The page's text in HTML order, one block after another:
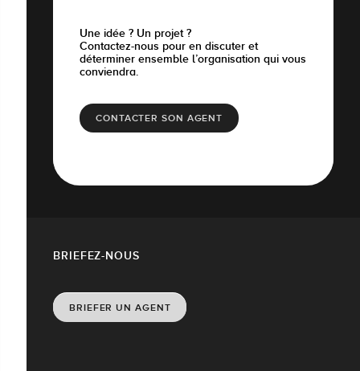
Une idée ? Un projet ?
Contactez-nous pour en discuter et
déterminer ensemble l’organisation qui vous
conviendra.
CONTACTER SON AGENT
BRIEFEZ-NOUS
BRIEFER UN AGENT